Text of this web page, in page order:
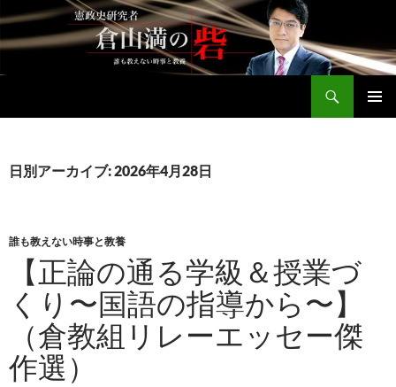
テ
ン
へ
ッ
日別アーカイブ: 2026年4月28日
誰も教えない時事と教養
【正論の通る学級＆授業づ
くり〜国語の指導から〜】
（倉教組リレーエッセー傑
作選）